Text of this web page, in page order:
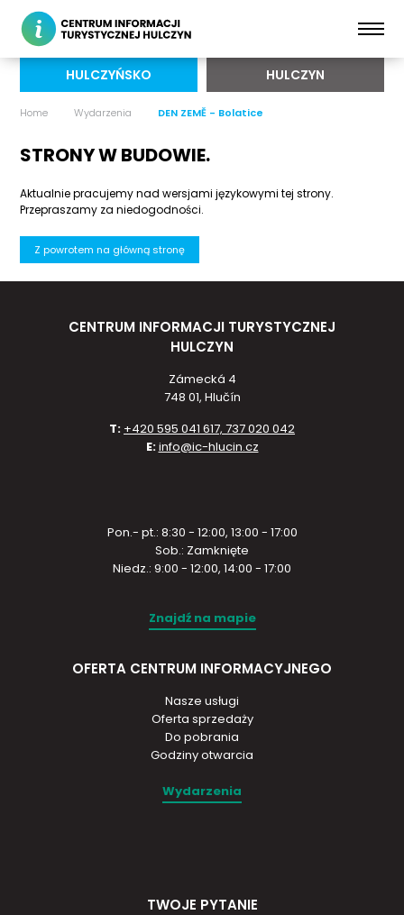
HULCZYŃSKO HULCZYN
Home Wydarzenia DEN ZEMĚ - Bolatice
STRONY W BUDOWIE.
Aktualnie pracujemy nad wersjami językowymi tej strony.
Przepraszamy za niedogodności.
Z powrotem na główną stronę
CENTRUM INFORMACJI TURYSTYCZNEJ
HULCZYN
Zámecká 4
748 01, Hlučín
T: +420 595 041 617, 737 020 042
E:info@ic-hlucin.cz
Pon.- pt.: 8:30 - 12:00, 13:00 - 17:00
Sob.: Zamknięte
Niedz.: 9:00 - 12:00, 14:00 - 17:00
Znajdź na mapie
OFERTA CENTRUM INFORMACYJNEGO
Nasze usługi
Oferta sprzedaży
Do pobrania
Godziny otwarcia
Wydarzenia
TWOJE PYTANIE